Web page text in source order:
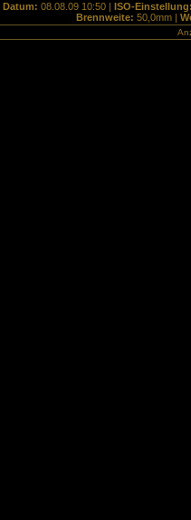
Datum: 08.08.09 10:50 | ISO-
Brennweite: 50,0mm |